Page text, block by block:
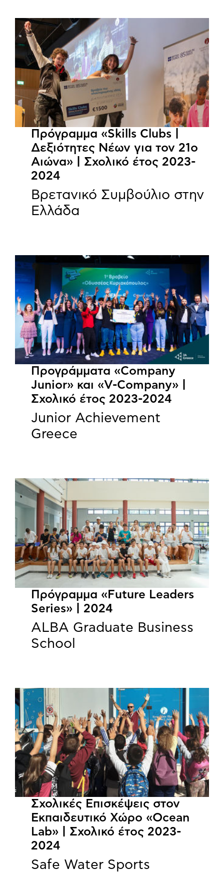
Πρόγραμμα «Skills Clubs |
Δεξιότητες Νέων για τον 21ο
Αιώνα» | Σχολικό έτος 2023-
2024
Βρετανικό Συμβούλιο στην
Ελλάδα
Προγράμματα «Company
Junior» και «V-Company» |
Σχολικό έτος 2023-2024
Junior Achievement
Greece
Πρόγραμμα «Future Leaders
Series» | 2024
ALBA Graduate Business
School
Σχολικές Επισκέψεις στον
Εκπαιδευτικό Χώρο «Ocean
Lab» | Σχολικό έτος 2023-
2024
Safe Water Sports